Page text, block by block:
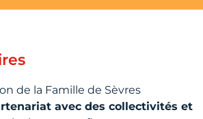
de la Famille de Sèvres
avec des collectivités et